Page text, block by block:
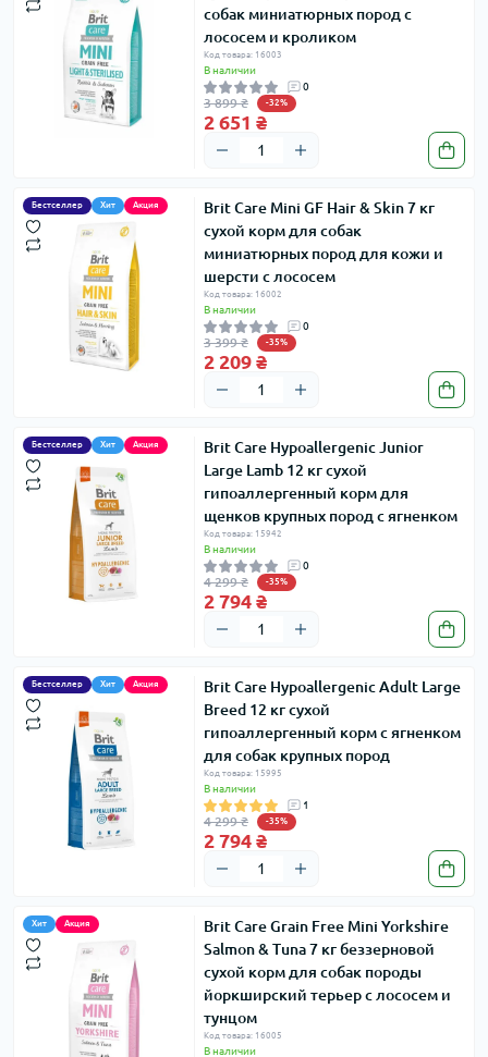
собак миниатюрных пород с
лососем и кроликом
Код товара: 16003
В наличии
0
3 899 ₴ -32%
2 651 ₴
Бестселлер Хит Акция
Brit Care Mini GF Hair & Skin 7 кг
сухой корм для собак
миниатюрных пород для кожи и
шерсти с лососем
Код товара: 16002
В наличии
0
3 399 ₴ -35%
2 209 ₴
Бестселлер Хит Акция
Brit Care Hypoallergenic Junior
Large Lamb 12 кг сухой
гипоаллергенный корм для
щенков крупных пород с ягненком
Код товара: 15942
В наличии
0
4 299 ₴ -35%
2 794 ₴
Бестселлер Хит Акция
Brit Care Hypoallergenic Adult Large
Breed 12 кг сухой
гипоаллергенный корм с ягненком
для собак крупных пород
Код товара: 15995
В наличии
1
4 299 ₴ -35%
2 794 ₴
Хит Акция
Brit Care Grain Free Mini Yorkshire
Salmon & Tuna 7 кг беззерновой
сухой корм для собак породы
йоркширский терьер с лососем и
тунцом
Код товара: 16005
В наличии